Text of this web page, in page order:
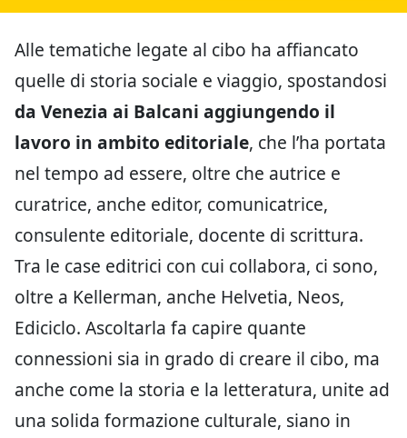
Alle tematiche legate al cibo ha affiancato
quelle di storia sociale e viaggio, spostandosi
da Venezia ai Balcani aggiungendo il
lavoro in ambito editoriale, che l’ha portata
nel tempo ad essere, oltre che autrice e
curatrice, anche editor, comunicatrice,
consulente editoriale, docente di scrittura.
Tra le case editrici con cui collabora, ci sono,
oltre a Kellerman, anche Helvetia, Neos,
Ediciclo. Ascoltarla fa capire quante
connessioni sia in grado di creare il cibo, ma
anche come la storia e la letteratura, unite ad
una solida formazione culturale, siano in